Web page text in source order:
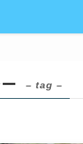
– tag –